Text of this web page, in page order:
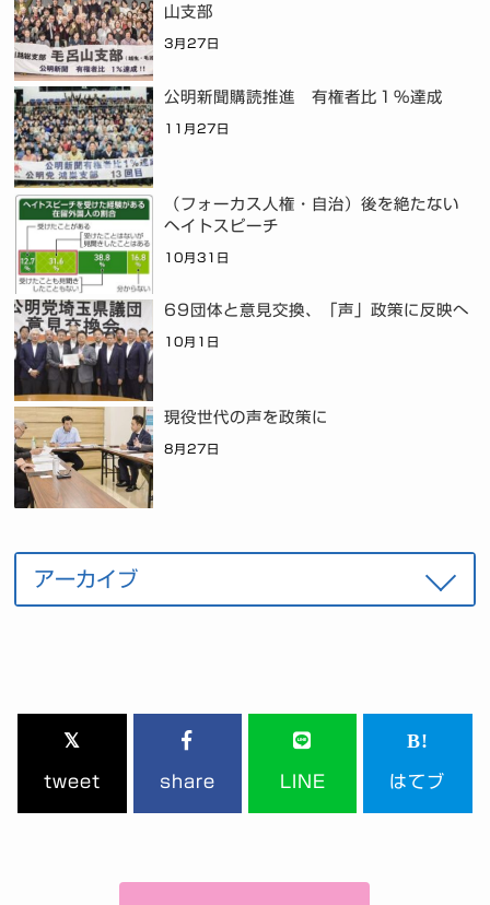
山支部
3月27日
公明新聞購読推進 有権者比１％達成
11月27日
（フォーカス人権・自治）後を絶たない
ヘイトスピーチ
10月31日
69団体と意見交換、「声」政策に反映へ
10月1日
現役世代の声を政策に
8月27日
tweet share LINE はてブ